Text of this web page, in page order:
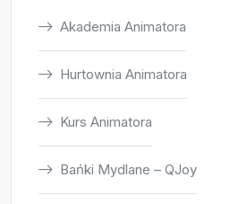
Akademia Animatora
Hurtownia Animatora
Kurs Animatora
Bańki Mydlane – QJoy